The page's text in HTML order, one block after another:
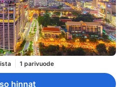
1 parivuode
hinnat